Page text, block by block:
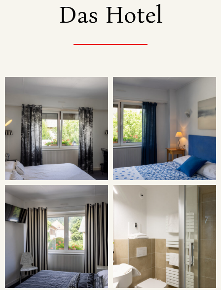
Das Hotel